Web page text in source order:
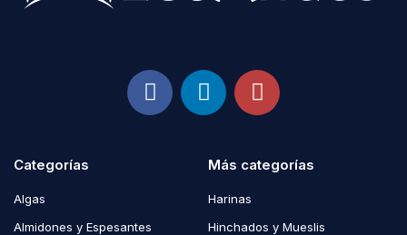
Categorías
Algas
Almidones y Espesantes
Más categorías
Harinas
Hinchados y Mueslis